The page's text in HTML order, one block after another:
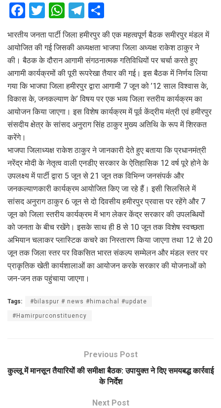
F
ce
b
o
o
k
T
wi
tt
er
W
h
at
s
A
p
p
T
el
e
gr
a
m
h
ar
e
भारतीय जनता पार्टी जिला हमीरपुर की एक महत्वपूर्ण बैठक समीरपुर मंडल में
आयोजित की गई जिसकी अध्यक्षता भाजपा जिला अध्यक्ष राकेश ठाकुर ने
की। बैठक के दौरान आगामी संगठनात्मक गतिविधियों पर चर्चा करते हुए
आगामी कार्यक्रमों की पूरी रूपरेखा तैयार की गई। इस बैठक में निर्णय लिया
गया कि भाजपा जिला हमीरपुर द्वारा आगामी 7 जून को ’12 साल विश्वास के,
विकास के, जनकल्याण के’ विषय पर एक भव्य जिला स्तरीय कार्यक्रम का
आयोजन किया जाएगा। इस विशेष कार्यक्रम में पूर्व केंद्रीय मंत्री एवं हमीरपुर
संसदीय क्षेत्र के सांसद अनुराग सिंह ठाकुर मुख्य अतिथि के रूप में शिरकत
करेंगे।
भाजपा जिलाध्यक्ष राकेश ठाकुर ने जानकारी देते हुए बताया कि प्रधानमंत्री
नरेंद्र मोदी के नेतृत्व वाली एनडीए सरकार के ऐतिहासिक 12 वर्ष पूरे होने के
उपलक्ष्य में पार्टी द्वारा 5 जून से 21 जून तक विभिन्न जनसंपर्क और
जनकल्याणकारी कार्यक्रम आयोजित किए जा रहे हैं। इसी सिलसिले में
सांसद अनुराग ठाकुर 6 जून से दो दिवसीय हमीरपुर प्रवास पर रहेंगे और 7
जून को जिला स्तरीय कार्यक्रम में भाग लेकर केंद्र सरकार की उपलब्धियों
को जनता के बीच रखेंगे। इसके साथ ही 8 से 10 जून तक विशेष स्वच्छता
अभियान चलाकर प्लास्टिक कचरे का निस्तारण किया जाएगा तथा 12 से 20
जून तक जिला स्तर पर विकसित भारत संकल्प सम्मेलन और मंडल स्तर पर
प्राकृतिक खेती कार्यशालाओं का आयोजन करके सरकार की योजनाओं को
जन-जन तक पहुंचाया जाएगा।
Tags: #bilaspur # news #himachal #update
#Hamirpurconstituency
Previous Post
कुल्लू में मानसून तैयारियों की समीक्षा बैठक: उपायुक्त ने दिए समयबद्ध कार्रवाई
के निर्देश
Next Post